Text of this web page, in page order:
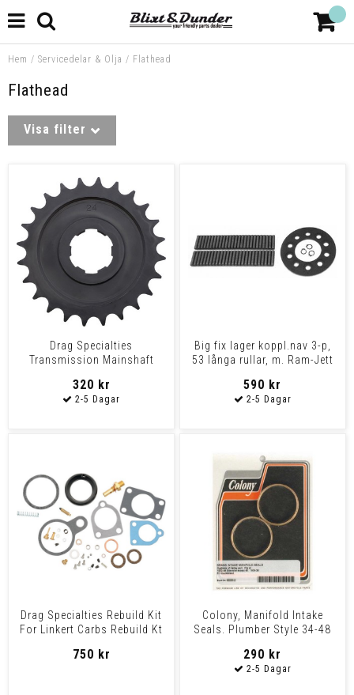
Hem / Servicedelar & Olja / Flathead
Flathead
Visa filter
Drag Specialties
Transmission Mainshaft
79Bt
320 kr
Big fix lager koppl.nav 3-p,
53 långa rullar, m. Ram-Jett
590 kr
Drag Specialties Rebuild Kit
For Linkert Carbs Rebuild Kt
750 kr
Colony, Manifold Intake
Seals. Plumber Style 34-48
290 kr